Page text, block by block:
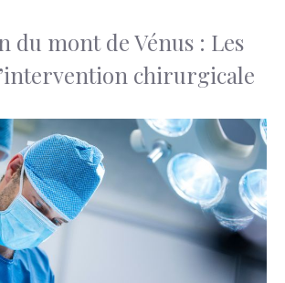
du mont de Vénus : Les
chirurgicale